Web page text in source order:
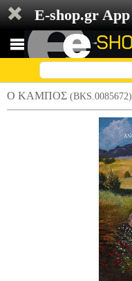
E-shop.gr App
Ο ΚΑΜΠΟΣ (BKS.0085672)